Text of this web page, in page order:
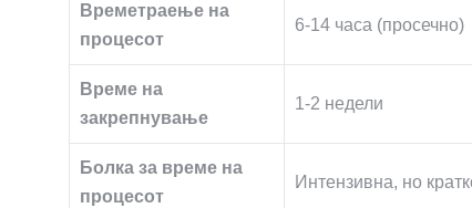
Времетраење на
процесот
6-14 часа (просечно)
Време на
закрепнување
1-2 недели
Болка за време на
процесот
Интензивна, но